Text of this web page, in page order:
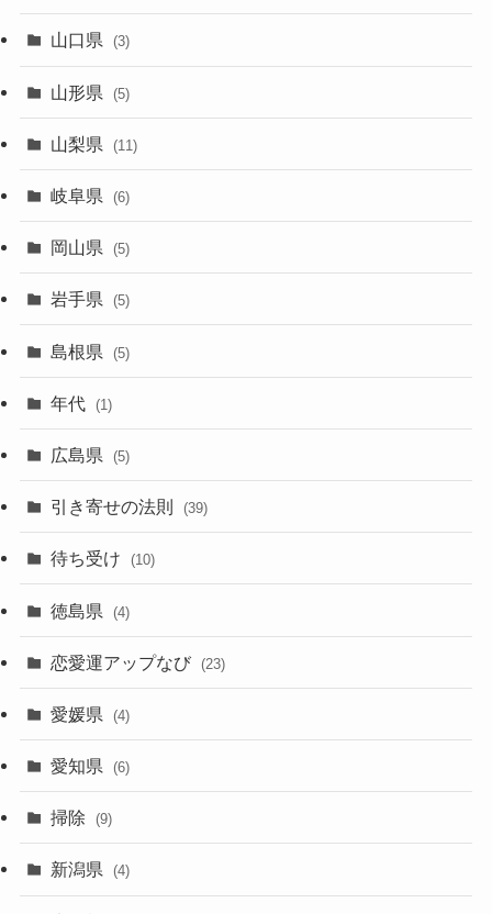
山口県 (3)
山形県 (5)
山梨県 (11)
岐阜県 (6)
岡山県 (5)
岩手県 (5)
島根県 (5)
年代 (1)
広島県 (5)
引き寄せの法則 (39)
待ち受け (10)
徳島県 (4)
恋愛運アップなび (23)
愛媛県 (4)
愛知県 (6)
掃除 (9)
新潟県 (4)